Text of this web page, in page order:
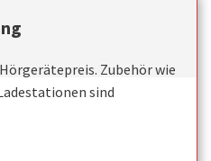
Zubehör wie
sind